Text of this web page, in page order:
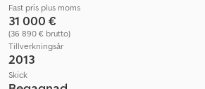
Fast pris plus moms
31 000 €
(36 890 € brutto)
Tillverkningsår
2013
Skick